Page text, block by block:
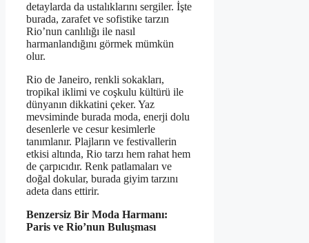
detaylarda da ustalıklarını sergiler. İşte
burada, zarafet ve sofistike tarzın
Rio’nun canlılığı ile nasıl
harmanlandığını görmek mümkün
olur.
Rio de Janeiro, renkli sokakları,
tropikal iklimi ve coşkulu kültürü ile
dünyanın dikkatini çeker. Yaz
mevsiminde burada moda, enerji dolu
desenlerle ve cesur kesimlerle
tanımlanır. Plajların ve festivallerin
etkisi altında, Rio tarzı hem rahat hem
de çarpıcıdır. Renk patlamaları ve
doğal dokular, burada giyim tarzını
adeta dans ettirir.
Benzersiz Bir Moda Harmanı:
Paris ve Rio’nun Buluşması